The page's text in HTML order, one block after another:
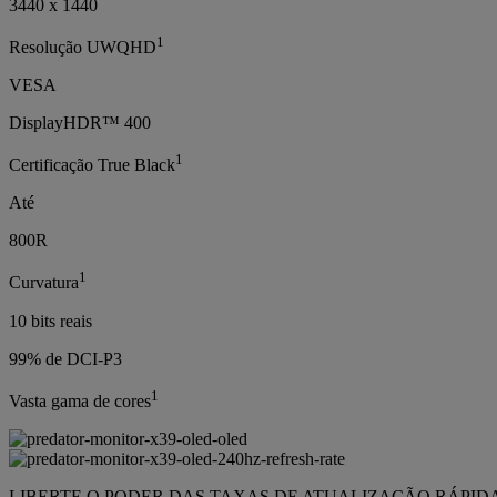
3440 x 1440
Resolução UWQHD1
VESA
DisplayHDR™ 400
Certificação True Black1
Até
800R
Curvatura1
10 bits reais
99% de DCI-P3
Vasta gama de cores1